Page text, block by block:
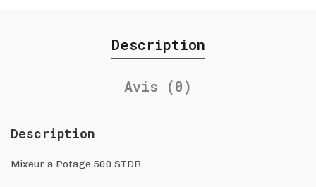
Description
Avis (0)
Description
Mixeur a Potage 500 STDR